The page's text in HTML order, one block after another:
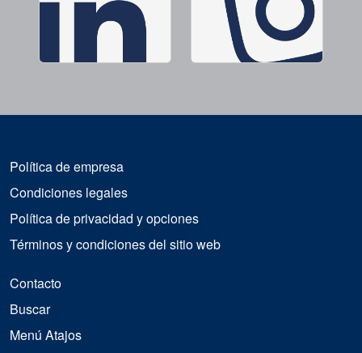
Política de empresa
Condiciones legales
Política de privacidad y opciones
Términos y condiciones del sitio web
Contacto
Buscar
Menú Atajos